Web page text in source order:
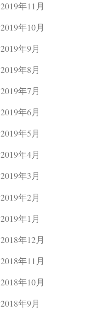
2019年11月
2019年10月
2019年9月
2019年8月
2019年7月
2019年6月
2019年5月
2019年4月
2019年3月
2019年2月
2019年1月
2018年12月
2018年11月
2018年10月
2018年9月